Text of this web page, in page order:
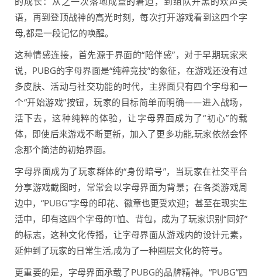
语，再到登顶战神的高光时刻，每次打开游戏看到这四个字
母,都是一段记忆的唤醒。
这种情感连接，首先源于界面的“陪伴感”，对于早期玩家来
说，PUBG的字母界面是“纯粹竞技”的象征，在游戏还没有过
多皮肤、活动与社交功能的时代，主界面只有四个字母和一
个“开始游戏”按钮，玩家的目标简单而明确——进入战场，
活下去，这种纯粹的体验，让字母界面成为了“初心”的载
体，即使后来游戏不断更新，加入了更多功能,玩家依然会怀
念那个简洁的初始界面。
字母界面成为了玩家群体的“身份暗号”，当玩家在社交平台
分享游戏截图时，常常会以字母界面为背景；在各类游戏周
边中，“PUBG”字母的印花、徽章也更受欢迎；甚至在现实生
活中，印有这四个字母的T恤、背包，成为了玩家识别“同好”
的标志，这种文化传播，让字母界面从游戏内的设计元素，
延伸到了玩家的日常生活,成为了一种圈层文化的符号。
更重要的是，字母界面承载了PUBG的品牌精神。“PUBG”四